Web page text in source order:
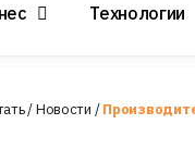
Технологии
/Новости /